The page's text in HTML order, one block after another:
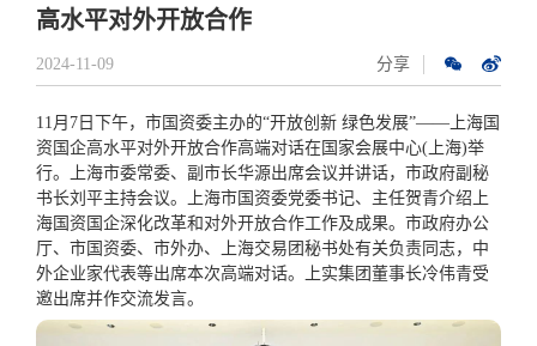
高水平对外开放合作
2024-11-09 分享
11月 7 日下午，市国资委主办的“开放创新 绿色发展”——上海国
资国企高水平对外开放合作高端对话在国家会展中心( 上海)举
行。上海市委常委、副市长华源出席会议并讲话，市政府副秘
书长刘平主持会议。上海市国资委党委书记、主任贺青介绍上
海国资国企深化改革和对外开放合作工作及成果。市政府办公
厅、市国资委、市外办、上海交易团秘书处有关负责同志，中
外企业家代表等出席本次高端对话。上实集团董事长冷伟青受
邀出席并作交流发言。